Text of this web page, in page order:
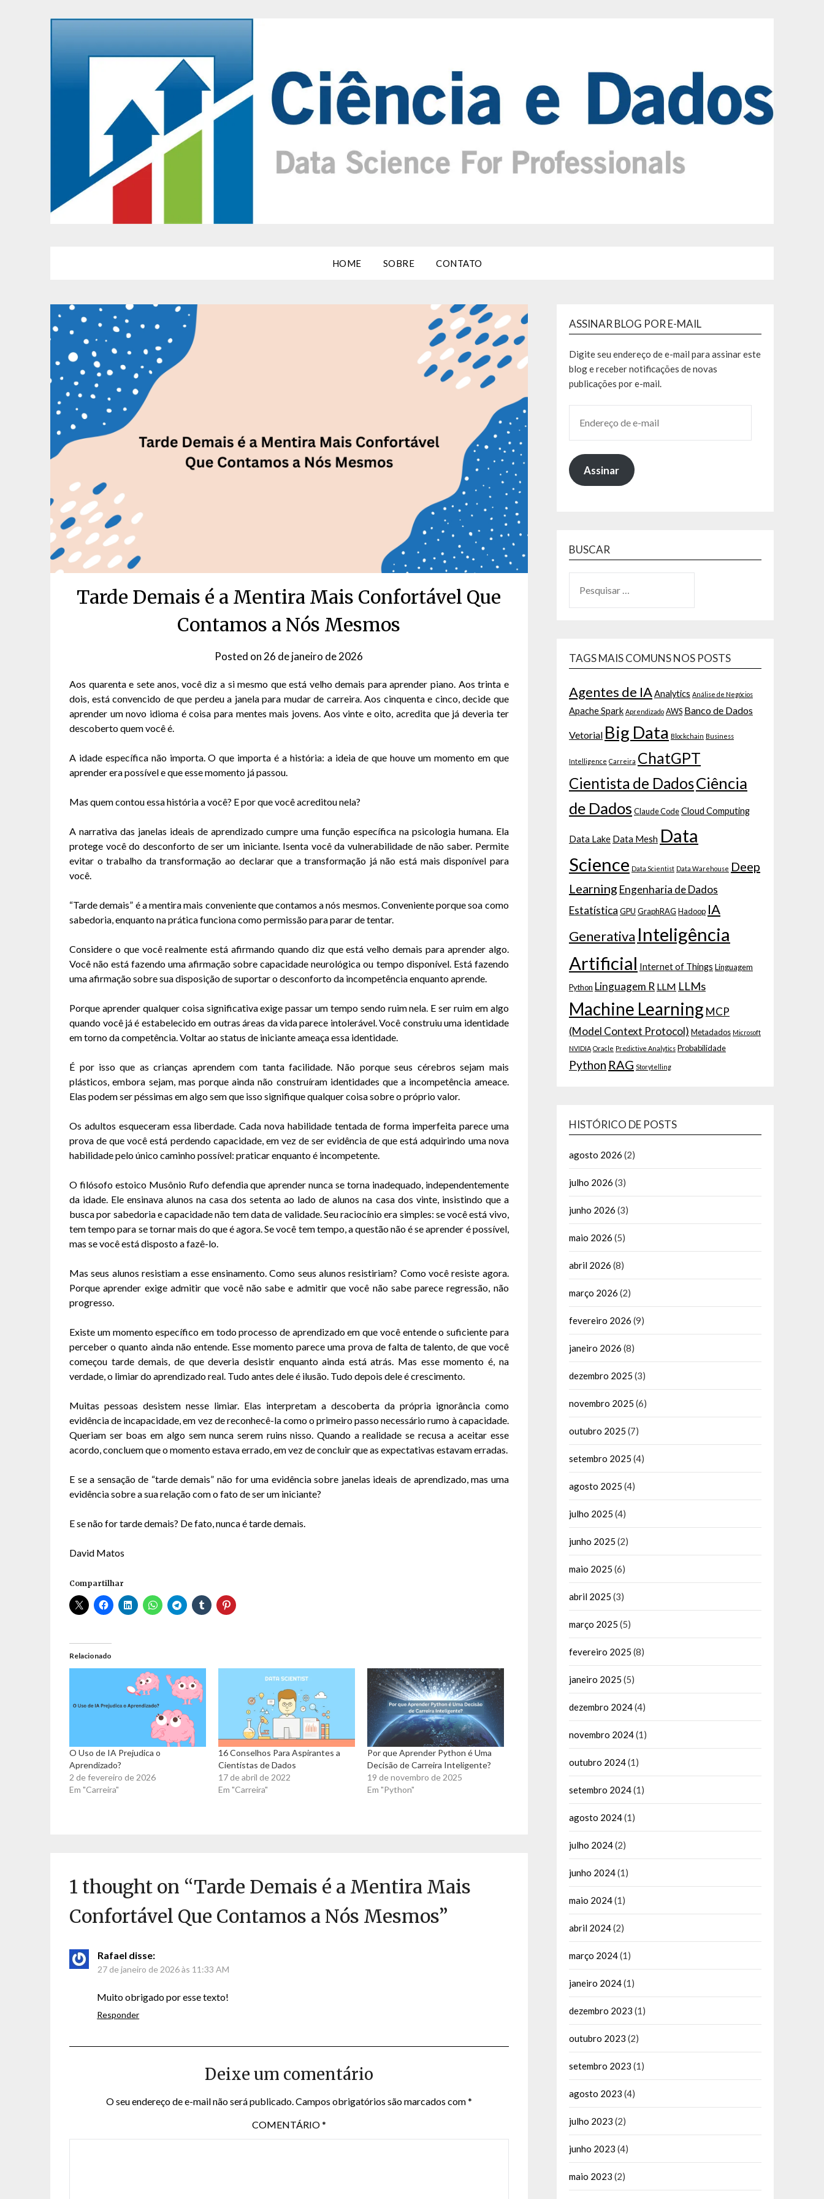
HOME SOBRE CONTATO
Tarde Demais é a Mentira Mais Confortável Que
Contamos a Nós Mesmos
Posted on26 de janeiro de 2026
Matos
Aos quarenta e sete anos, você diz a si mesmo que está velho demais para aprender piano. Aos trinta e
dois, está convencido de que perdeu a janela para mudar de carreira. Aos cinquenta e cinco, decide que
aprender um novo idioma é coisa para mentes mais jovens. Aos vinte e oito, acredita que já deveria ter
descoberto quem você é.
A idade específica não importa. O que importa é a história: a ideia de que houve um momento em que
aprender era possível e que esse momento já passou.
Mas quem contou essa história a você? E por que você acreditou nela?
A narrativa das janelas ideais de aprendizado cumpre uma função específica na psicologia humana. Ela
protege você do desconforto de ser um iniciante. Isenta você da vulnerabilidade de não saber. Permite
evitar o trabalho da transformação ao declarar que a transformação já não está mais disponível para
você.
“Tarde demais” é a mentira mais conveniente que contamos a nós mesmos. Conveniente porque soa como
sabedoria, enquanto na prática funciona como permissão para parar de tentar.
Considere o que você realmente está afirmando quando diz que está velho demais para aprender algo.
Você não está fazendo uma afirmação sobre capacidade neurológica ou tempo disponível. Está fazendo
uma afirmação sobre sua disposição de suportar o desconforto da incompetência enquanto aprende.
Porque aprender qualquer coisa significativa exige passar um tempo sendo ruim nela. E ser ruim em algo
quando você já é estabelecido em outras áreas da vida parece intolerável. Você construiu uma identidade
em torno da competência. Voltar ao status de iniciante ameaça essa identidade.
É por isso que as crianças aprendem com tanta facilidade. Não porque seus cérebros sejam mais
plásticos, embora sejam, mas porque ainda não construíram identidades que a incompetência ameace.
Elas podem ser péssimas em algo sem que isso signifique qualquer coisa sobre o próprio valor.
Os adultos esqueceram essa liberdade. Cada nova habilidade tentada de forma imperfeita parece uma
prova de que você está perdendo capacidade, em vez de ser evidência de que está adquirindo uma nova
habilidade pelo único caminho possível: praticar enquanto é incompetente.
O filósofo estoico Musônio Rufo defendia que aprender nunca se torna inadequado, independentemente
da idade. Ele ensinava alunos na casa dos setenta ao lado de alunos na casa dos vinte, insistindo que a
busca por sabedoria e capacidade não tem data de validade. Seu raciocínio era simples: se você está vivo,
tem tempo para se tornar mais do que é agora. Se você tem tempo, a questão não é se aprender é possível,
mas se você está disposto a fazê-lo.
Mas seus alunos resistiam a esse ensinamento. Como seus alunos resistiriam? Como você resiste agora.
Porque aprender exige admitir que você não sabe e admitir que você não sabe parece regressão, não
progresso.
Existe um momento específico em todo processo de aprendizado em que você entende o suficiente para
perceber o quanto ainda não entende. Esse momento parece uma prova de falta de talento, de que você
começou tarde demais, de que deveria desistir enquanto ainda está atrás. Mas esse momento é, na
verdade, o limiar do aprendizado real. Tudo antes dele é ilusão. Tudo depois dele é crescimento.
Muitas pessoas desistem nesse limiar. Elas interpretam a descoberta da própria ignorância como
evidência de incapacidade, em vez de reconhecê-la como o primeiro passo necessário rumo à capacidade.
Queriam ser boas em algo sem nunca serem ruins nisso. Quando a realidade se recusa a aceitar esse
acordo, concluem que o momento estava errado, em vez de concluir que as expectativas estavam erradas.
E se a sensação de “tarde demais” não for uma evidência sobre janelas ideais de aprendizado, mas uma
evidência sobre a sua relação com o fato de ser um iniciante?
E se não for tarde demais? De fato, nunca é tarde demais.
David Matos
Compartilhar
Relacionado
O Uso de IA Prejudica o
Aprendizado?
2 de fevereiro de 2026
Em "Carreira"
16 Conselhos Para Aspirantes a
Cientistas de Dados
17 de abril de 2022
Em "Carreira"
Por que Aprender Python é Uma
Decisão de Carreira Inteligente?
19 de novembro de 2025
Em "Python"
1 thought on “Tarde Demais é a Mentira Mais
Confortável Que Contamos a Nós Mesmos”
Rafael disse:
27 de janeiro de 2026 às 11:33 AM
Muito obrigado por esse texto!
Responder
Deixe um comentário
O seu endereço de e-mail não será publicado.Campos obrigatórios são marcados com*
COMENTÁRIO*
ASSINAR BLOG POR E-MAIL
Digite seu endereço de e-mail para assinar este
blog e receber notificações de novas
publicações por e-mail.
Assinar
BUSCAR
TAGS MAIS COMUNS NOS POSTS
Agentes de IAAnalytics Análise de Negócios
Apache Spark Aprendizado AWS Banco de Dados
Vetorial Big Data Blockchain Business
Intelligence Carreira ChatGPT
Cientista de DadosCiência
de Dados Claude CodeCloud Computing
Data Lake Data Mesh Data
Science Data Scientist Data Warehouse Deep
Learning Engenharia de Dados
Estatística GPU GraphRAG Hadoop IA
Generativa Inteligência
Artificial Internet of Things Linguagem
Python Linguagem R LLM LLMs
Machine Learning MCP
(Model Context Protocol) Metadados Microsoft
NVIDIA Oracle Predictive Analytics Probabilidade
Python RAG Storytelling
HISTÓRICO DE POSTS
agosto 2026 (2)
julho 2026 (3)
junho 2026 (3)
maio 2026 (5)
abril 2026 (8)
março 2026 (2)
fevereiro 2026 (9)
janeiro 2026 (8)
dezembro 2025 (3)
novembro 2025 (6)
outubro 2025 (7)
setembro 2025 (4)
agosto 2025 (4)
julho 2025 (4)
junho 2025 (2)
maio 2025 (6)
abril 2025 (3)
março 2025 (5)
fevereiro 2025 (8)
janeiro 2025 (5)
dezembro 2024(4)
novembro 2024(1)
outubro 2024(1)
setembro 2024(1)
agosto 2024(1)
julho 2024(2)
junho 2024(1)
maio 2024(1)
abril 2024(2)
março 2024(1)
janeiro 2024(1)
dezembro 2023 (1)
outubro 2023 (2)
setembro 2023 (1)
agosto 2023 (4)
julho 2023 (2)
junho 2023 (4)
maio 2023 (2)